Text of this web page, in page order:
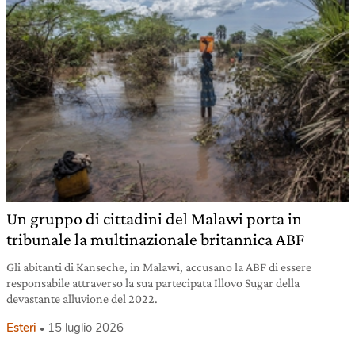
Un gruppo di cittadini del Malawi porta in
tribunale la multinazionale britannica ABF
Gli abitanti di Kanseche, in Malawi, accusano la ABF di essere
responsabile attraverso la sua partecipata Illovo Sugar della
devastante alluvione del 2022.
Esteri 15 luglio 2026